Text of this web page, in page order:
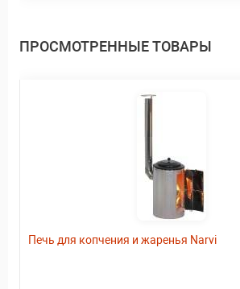
ПРОСМОТРЕННЫЕ ТОВАРЫ
Печь для копчения и жаренья Narvi